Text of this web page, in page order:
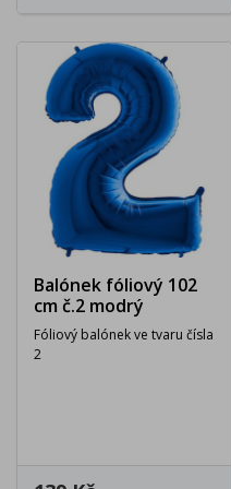
Balónek fóliový 102
cm č.2 modrý
Fóliový balónek ve tvaru čísla
2